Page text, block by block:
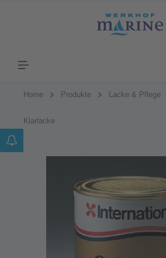
Home Produkte Lacke & Pflege
Klarlacke